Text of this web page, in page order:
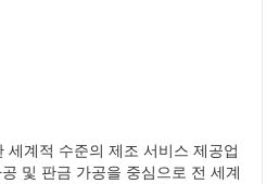
세계적 수준의 제조 서비스 제공업
및 판금 가공을 중심으로 전 세계